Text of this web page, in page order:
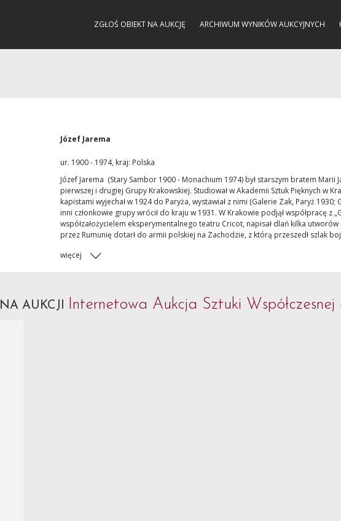
ZGŁOŚ OBIEKT NA AUKCJĘ ARCHIWUM WYNIKÓW AUKCYJNYCH
Józef Jarema
ur. 1900 - 1974, kraj: Polska
Józef Jarema (Stary Sambor 1900 - Monachium 1974) był starszym bratem Marii
pierwszej i drugiej Grupy Krakowskiej. Studiował w Akademii Sztuk Pięknych w
kapistami wyjechał w 1924 do Paryża, wystawiał z nimi (Galerie Zak, Paryż
inni członkowie grupy wrócił do kraju w 1931. W Krakowie podjął współpracę z
współzałożycielem eksperymentalnego teatru Cricot, napisał dlań kilka
przez Rumunię dotarł do armii polskiej na Zachodzie, z którą przeszedł szlak
więcej
NA AUKCJI Internetowa Aukcja Sztuki